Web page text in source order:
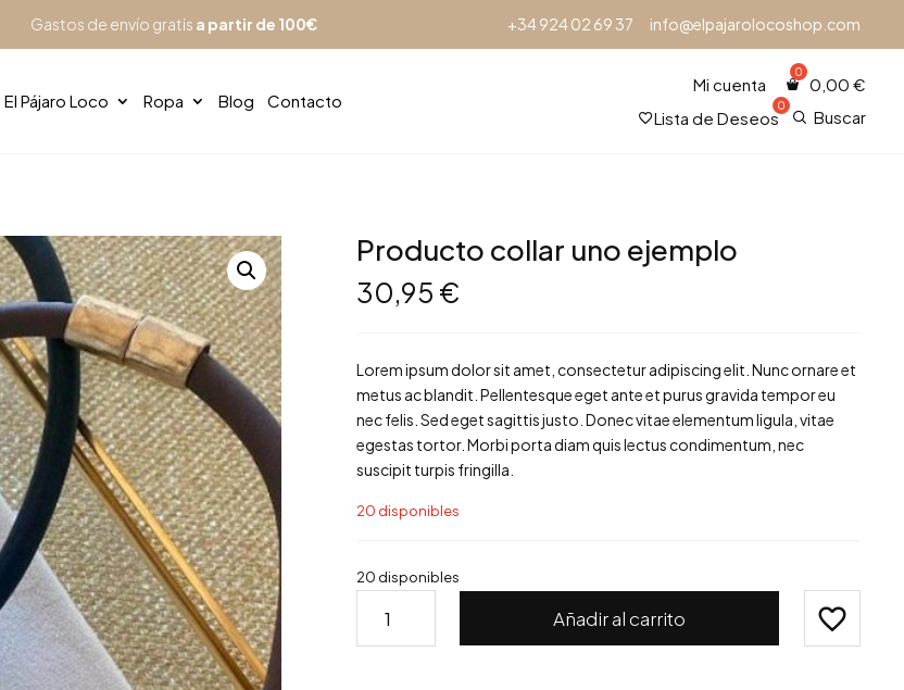
Gastos de envío gratis a partir de 100€ +34 924 02 69 37 info@elpajarolocoshop.com
El Pájaro Loco Ropa Blog Contacto
Mi cuenta 0,00 €
Lista de Deseos
Buscar
Producto collar uno ejemplo
30,95 €
Lorem ipsum dolor sit amet, consectetur adipiscing elit. Nunc ornare et
metus ac blandit. Pellentesque eget ante et purus gravida tempor eu
nec felis. Sed eget sagittis justo. Donec vitae elementum ligula, vitae
egestas tortor. Morbi porta diam quis lectus condimentum, nec
suscipit turpis fringilla.
20 disponibles
20 disponibles
collar
uno
Añadir al carrito